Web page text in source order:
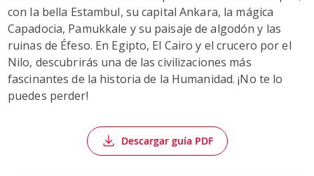
con la bella Estambul, su capital Ankara, la mágica
Capadocia, Pamukkale y su paisaje de algodón y las
ruinas de Éfeso. En Egipto, El Cairo y el crucero por el
Nilo, descubrirás una de las civilizaciones más
fascinantes de la historia de la Humanidad. ¡No te lo
puedes perder!
Descargar guía PDF